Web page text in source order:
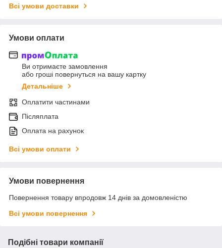
Всі умови доставки
Умови оплати
Ви отримаєте замовлення
або гроші повернуться на вашу картку
Детальніше
Оплатити частинами
Післяплата
Оплата на рахунок
Всі умови оплати
Умови повернення
Повернення товару впродовж 14 днів за домовленістю
Всі умови повернення
Подібні товари компанії